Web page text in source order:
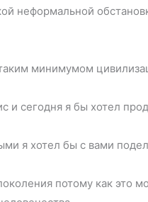
неформальной
минимумом
и сегодня я бы хотел
я хотел бы с вами
потому как это